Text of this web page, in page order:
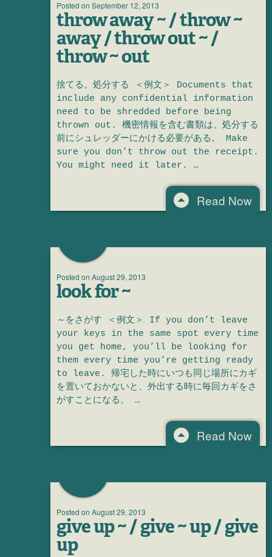
Posted on September 12, 2013
throw away ~ / throw ~
away / throw out ~ /
throw ~ out
捨てる。処分する ＜例文＞ Documents that
include any confidential information
need to be shredded before being
thrown out. 機密情報を含む書類は、処分する
前にシュレッダーにかける必要がある。 Make
sure you don’t throw out the receipt.
You might need it later. …
Read Now
Posted on August 29, 2013
look for ~
～をさがす ＜例文＞ If you don’t leave
your keys in the same spot every time
you get home, you’ll be looking for
them every time you’re getting ready
to leave. 帰宅した時にいつも同じ場所にカギ
を置いておかないと、外出する時に毎回カギをさ
がすことになる。 …
Read Now
Posted on August 29, 2013
give up ~ / give ~ up / give
up